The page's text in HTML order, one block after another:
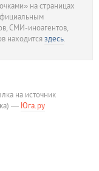
на страницах
СМИ-иноагентов,
находитсяздесь.
на источник
— Юга.ру